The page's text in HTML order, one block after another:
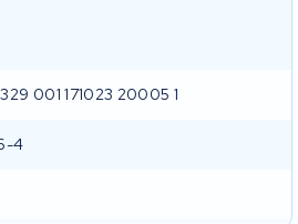
001 171023 20005 1
4